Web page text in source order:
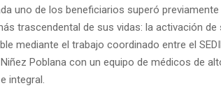
uno de los beneficiarios superó
trascendental de sus vidas: la activación de
mediante el trabajo coordinado entre el
Poblana con un equipo de médicos de
integral.